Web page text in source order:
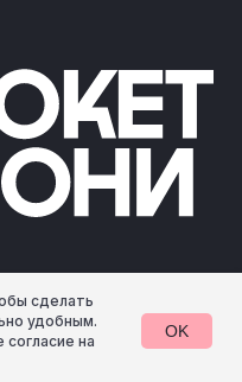
сделать
удобным.
на
OK